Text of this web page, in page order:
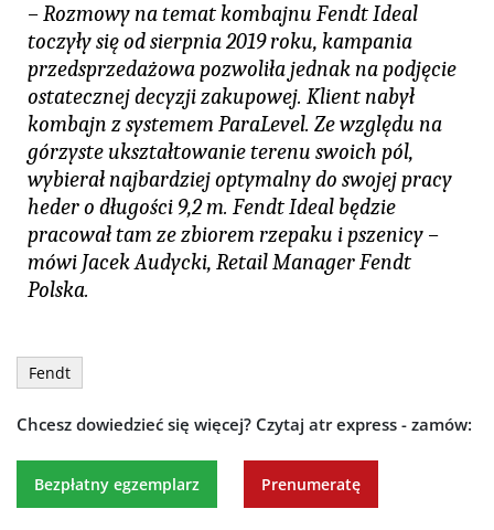
– Rozmowy na temat kombajnu Fendt Ideal
toczyły się od sierpnia 2019 roku, kampania
przedsprzedażowa pozwoliła jednak na podjęcie
ostatecznej decyzji zakupowej. Klient nabył
kombajn z systemem ParaLevel. Ze względu na
górzyste ukształtowanie terenu swoich pól,
wybierał najbardziej optymalny do swojej pracy
heder o długości 9,2 m. Fendt Ideal będzie
pracował tam ze zbiorem rzepaku i pszenicy –
mówi Jacek Audycki, Retail Manager Fendt
Polska.
Fendt
Chcesz dowiedzieć się więcej? Czytaj atr express - zamów:
Bezpłatny egzemplarz Prenumeratę